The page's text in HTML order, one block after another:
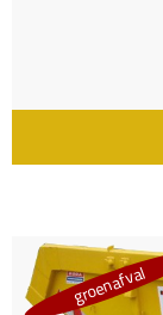
groenafval